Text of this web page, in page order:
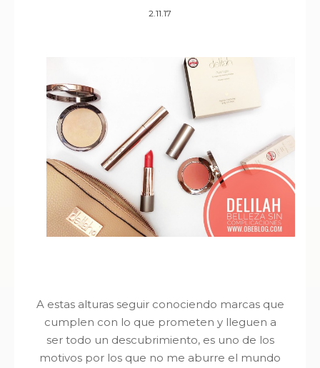
2.11.17
A estas alturas seguir conociendo marcas que
cumplen con lo que prometen y lleguen a
ser todo un descubrimiento, es uno de los
motivos por los que no me aburre el mundo